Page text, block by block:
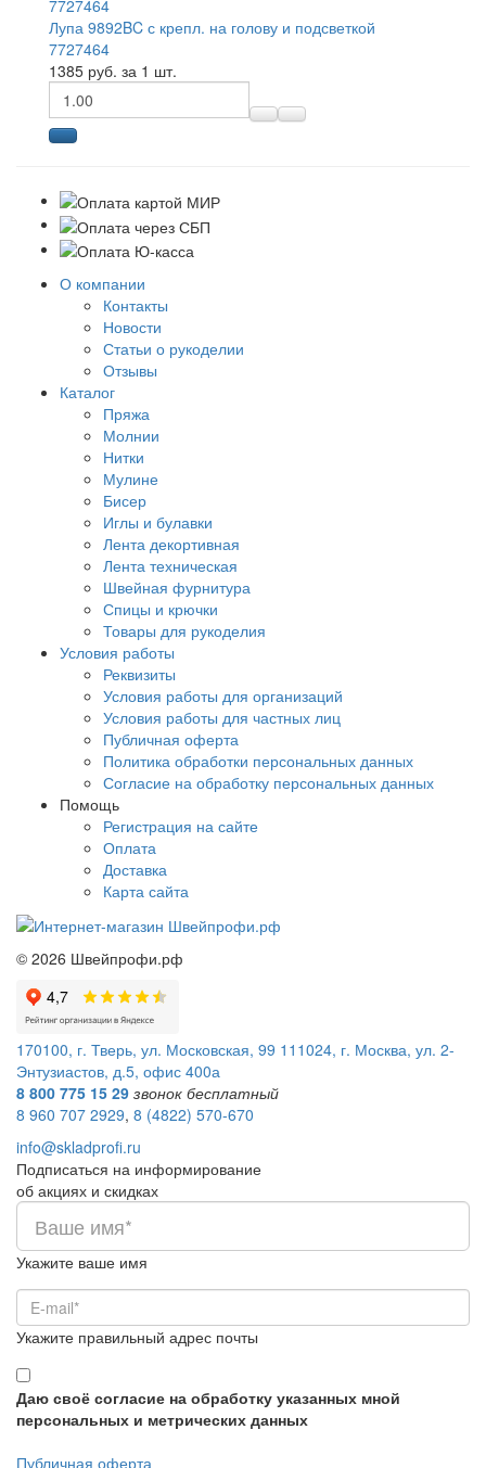
Лупа 9892BC с крепл. на голову и подсветкой
7727464
1385 руб. за 1 шт.
О компании
Контакты
Новости
Статьи о рукоделии
Отзывы
Каталог
Пряжа
Молнии
Нитки
Мулине
Бисер
Иглы и булавки
Лента декортивная
Лента техническая
Швейная фурнитура
Спицы и крючки
Товары для рукоделия
Условия работы
Реквизиты
Условия работы для организаций
Условия работы для частных лиц
Публичная оферта
Политика обработки персональных данных
Согласие на обработку персональных данных
Помощь
Регистрация на сайте
Оплата
Доставка
Карта сайта
© 2026 Швейпрофи.рф
170100, г. Тверь, ул. Московская, 99 111024, г. Москва, ул. 2-
Энтузиастов, д.5, офис 400а
8 800 775 15 29 звонок бесплатный
8 960 707 2929, 8 (4822) 570-670
info@skladprofi.ru
Подписаться на информирование
об акциях и скидках
Укажите ваше имя
Укажите правильный адрес почты
Даю своё согласие на обработку указанных мной
персональных и метрических данных
Публичная оферта